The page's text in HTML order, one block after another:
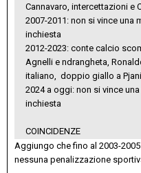
Cannavaro, intercettazioni e
2007-2011: non si vince una
inchiesta
2012-2023: conte calcio
Agnelli e ndrangheta,
italiano, doppio giallo a
2024 a oggi: non si vince
inchiesta
COINCIDENZE
Aggiungo che fino al 2003-
nessuna penalizzazione